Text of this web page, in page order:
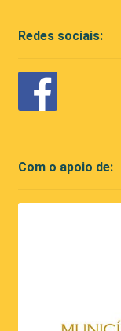
Redes sociais:
Com o apoio de: